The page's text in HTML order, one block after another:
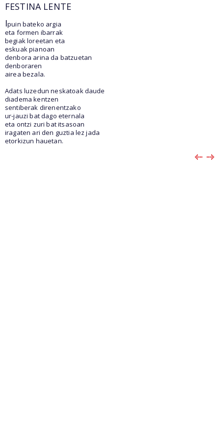
FESTINA LENTE
Ipuin bateko argia
eta formen ibarrak
begiak loreetan eta
eskuak pianoan
denbora arina da batzuetan
denboraren
airea bezala.
Adats luzedun neskatoak daude
diadema kentzen
sentiberak direnentzako
ur-jauzi bat dago eternala
eta ontzi zuri bat itsasoan
iragaten ari den guztia lez jada
etorkizun hauetan.